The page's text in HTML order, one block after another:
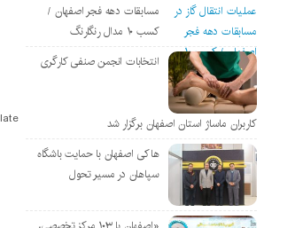
مسابقات دهه فجر اصفهان /
کسب ۱۰ مدال رنگارنگ
انتخابات انجمن صنفی کارگری
کاربران ماساژ استان اصفهان برگزار شد
هاکی اصفهان با حمایت باشگاه
سپاهان در مسیر تحول